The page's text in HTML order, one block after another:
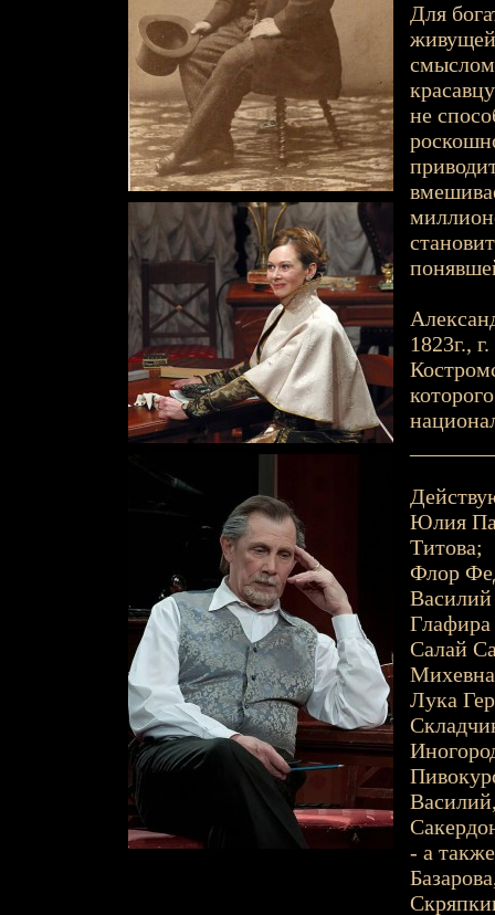
Для
живущей
не
1823г.,
Юлия
Титова;
Флор
Василий
Салай
Лука
- а